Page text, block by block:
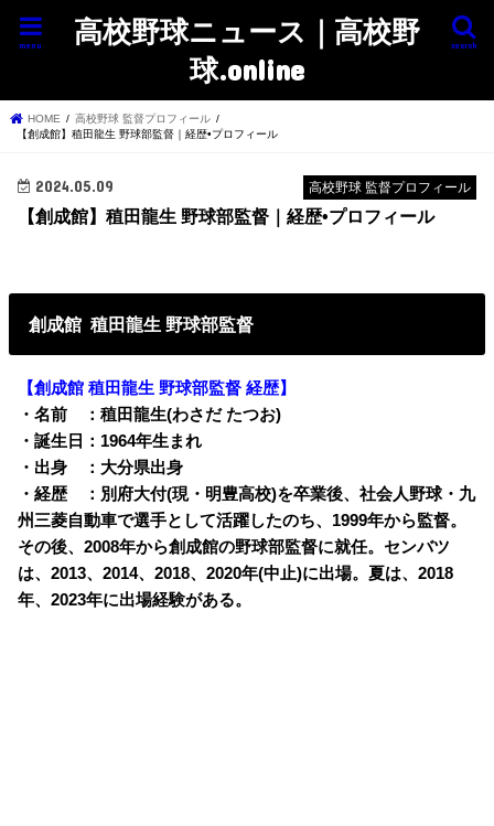
高校野球ニュース｜高校野
球.online
search
menu
HOME
高校野球 監督プロフィール
【創成館】稙田龍生 野球部監督｜経歴•プロフィール
高校野球 監督プロフィール
2024.05.09
【創成館】稙田龍生 野球部監督｜経歴•プロフィール
創成館 稙田龍生 野球部監督
【創成館 稙田龍生 野球部監督 経歴】
・名前 ：稙田龍生(わさだ たつお)
・誕生日：1964年生まれ
・出身 ：大分県出身
・経歴 ：別府大付(現・明豊高校)を卒業後、社会人野球・九
州三菱自動車で選手として活躍したのち、1999年から監督。
その後、2008年から創成館の野球部監督に就任。センバツ
は、2013、2014、2018、2020年(中止)に出場。夏は、2018
年、2023年に出場経験がある。